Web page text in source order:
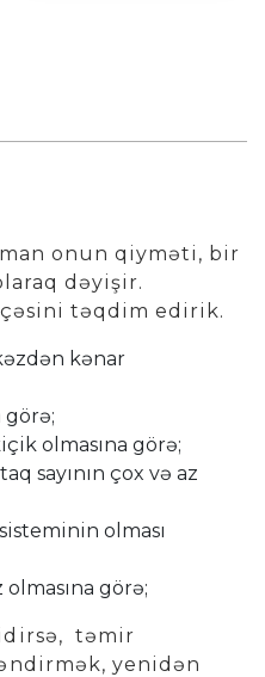
onun qiyməti, bir
dəyişir.
təqdim edirik.
kənar
görə;
olmasına görə;
sayının çox və az
olması
görə;
təmir
yenidən